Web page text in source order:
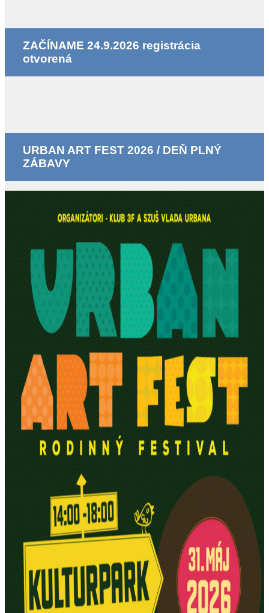
ZAČÍNAME 24.9.2026 registrácia
otvorená
URBAN ART FEST 2026 / DEŇ PLNÝ
ZÁBAVY